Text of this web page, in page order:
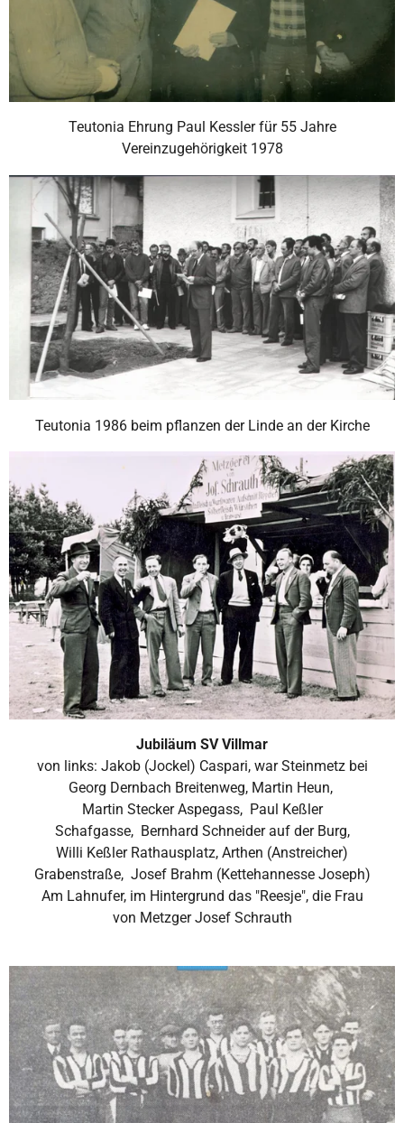
Teutonia Ehrung Paul Kessler für 55 Jahre
Vereinzugehörigkeit 1978
Teutonia 1986 beim pflanzen der Linde an der Kirche
Jubiläum SV Villmar
von links: Jakob (Jockel) Caspari, war Steinmetz bei
Georg Dernbach Breitenweg, Martin Heun,
Martin SteckerAspegass, Paul Keßler
Schafgasse, Bernhard Schneiderauf der Burg,
Willi Keßler Rathausplatz, Arthen (Anstreicher)
Grabenstraße, Josef Brahm (Kettehannesse Joseph)
Am Lahnufer, im Hintergrund das "Reesje", die Frau
von Metzger Josef Schrauth